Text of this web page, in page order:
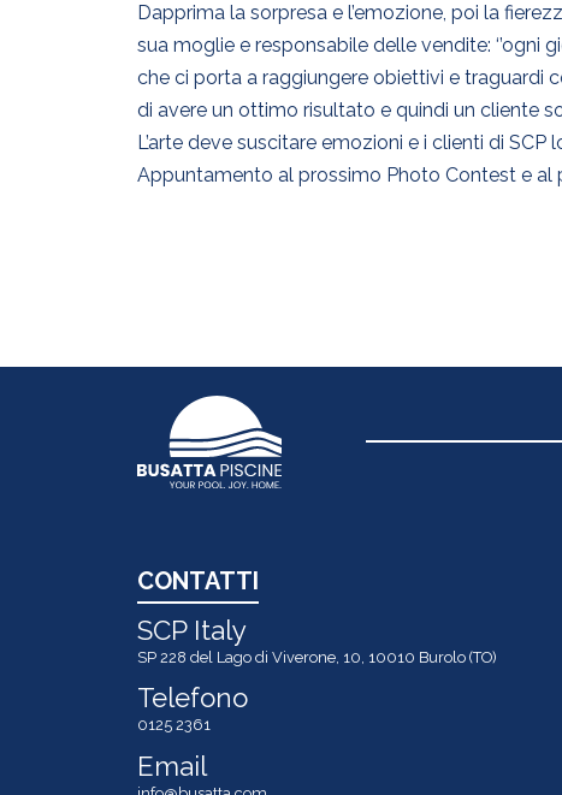
Dapprima la sorpresa e l’emozione, poi la
sua moglie e responsabile delle vendite:
che ci porta a raggiungere obiettivi e traguardi
di avere un ottimo risultato e quindi un cliente
L’arte deve suscitare emozioni e i clienti di SCP
Appuntamento al prossimo Photo Contest e al
CONTATTI
SCP Italy
SP 228 del Lago di Viverone, 10, 10010 Burolo (TO)
Telefono
0125 2361
Email